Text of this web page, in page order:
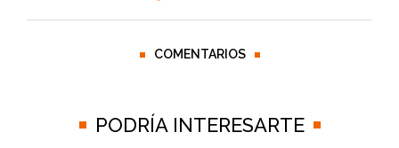
COMENTARIOS
PODRÍA INTERESARTE